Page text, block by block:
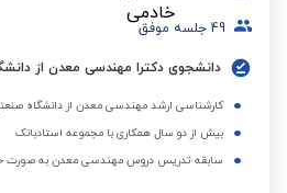
49 جلسه موفق
دانشجوی دکترا مهندسی معدن از
کارشناسی ارشد مهندسی معدن از دانشگاه
بیش از دو سال همکاری با مجموعه استادبانک
سابقه تدریس دروس مهندسی معدن به صورت